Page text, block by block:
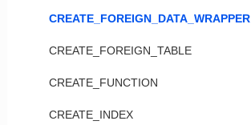
CREATE_FOREIGN_DATA_WRAPPER
CREATE_FOREIGN_TABLE
CREATE_FUNCTION
CREATE_INDEX